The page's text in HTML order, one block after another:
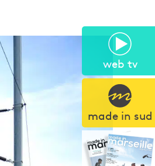
web tv
made in sud